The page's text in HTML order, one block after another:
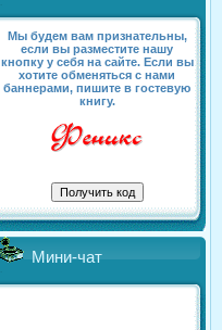
Мы будем вам признательны,
если вы разместите нашу
кнопку у себя на сайте. Если вы
хотите обменяться с нами
баннерами, пишите в гостевую
книгу.
Мини-чат